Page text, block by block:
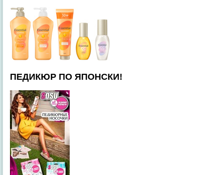
ПЕДИКЮР ПО ЯПОНСКИ!